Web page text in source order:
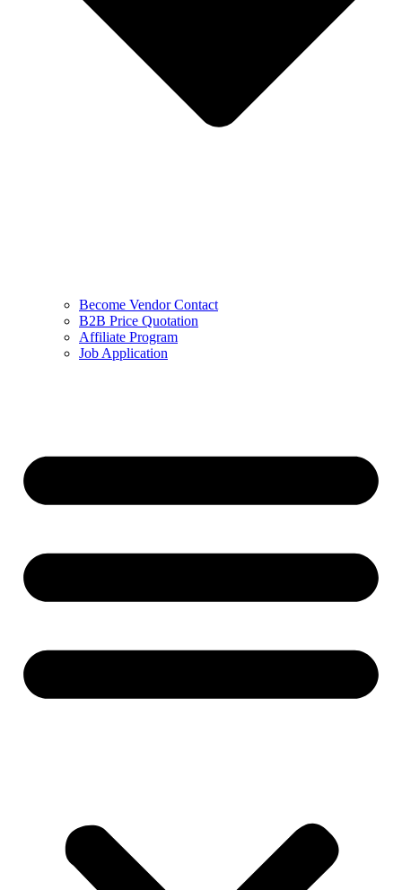
Become Vendor Contact
B2B Price Quotation
Affiliate Program
Job Application